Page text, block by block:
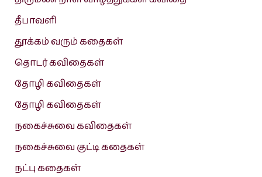
தீபாவளி
தூக்கம் வரும் கதைகள்
தொடர் கவிதைகள்
தோழி கவிதைகள்
தோழி கவிதைகள்
நகைச்சுவை கவிதைகள்
நகைச்சுவை குட்டி கதைகள்
நட்பு கதைகள்